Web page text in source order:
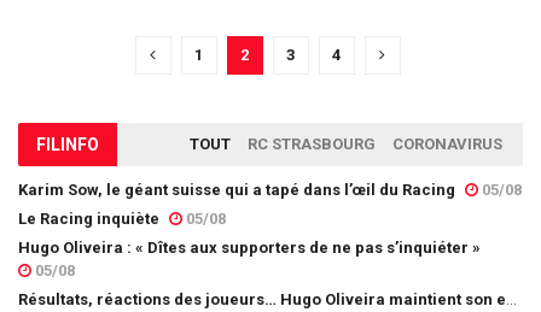
1 2 3 4
FIL INFO TOUT RC STRASBOURG CORONAVIRUS
Karim Sow, le géant suisse qui a tapé dans l’œil du Racing
05/08
Le Racing inquiète
05/08
Hugo Oliveira : « Dîtes aux supporters de ne pas s’inquiéter »
05/08